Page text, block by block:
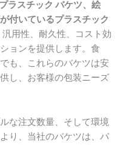
ラスチック バケツ、絵
付いているプラスチック
用性、耐久性、コスト効
ョンを提供します。食
も、これらのバケツは安
し、お客様の包装ニーズ
な注文数量、そして環境
り、当社のバケツは、パ